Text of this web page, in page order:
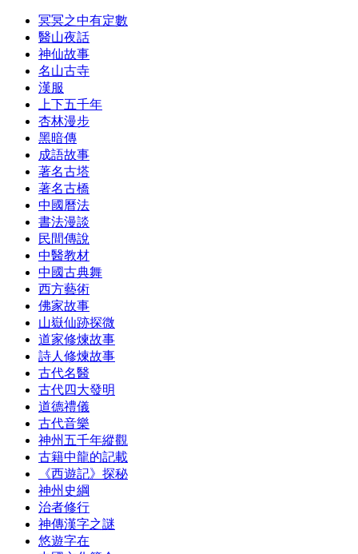
冥冥之中有定數
醫山夜話
神仙故事
名山古寺
漢服
上下五千年
杏林漫步
黑暗傳
成語故事
著名古塔
著名古橋
中國曆法
書法漫談
民間傳說
中醫教材
中國古典舞
西方藝術
佛家故事
山嶽仙跡探微
道家修煉故事
詩人修煉故事
古代名醫
古代四大發明
道德禮儀
古代音樂
神州五千年縱觀
古籍中龍的記載
《西遊記》探秘
神州史綱
治者修行
神傳漢字之謎
悠遊字在